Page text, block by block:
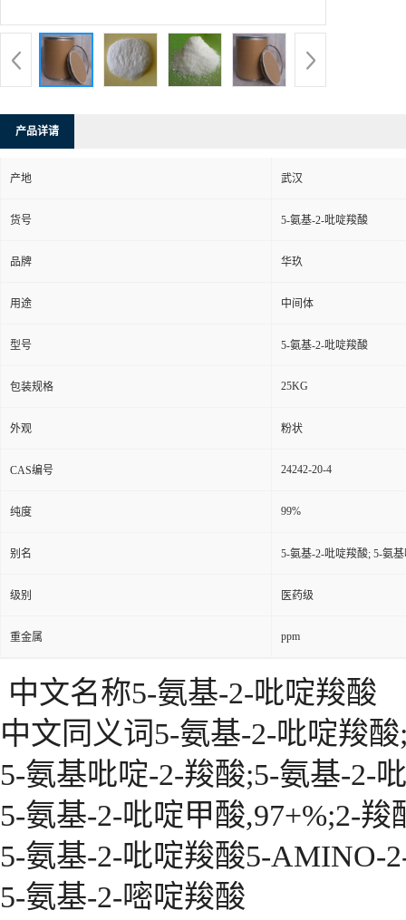
产品详请
产地 武汉
货号 5-氨基-2-吡啶羧酸
品牌 华玖
用途 中间体
型号 5-氨基-2-吡啶羧酸
包装规格 25KG
外观 粉状
CAS编号 24242-20-4
纯度 99%
别名 5-氨基-2-吡啶羧酸; 5-氨
级别 医药级
重金属 ppm
中文名称5-氨基-2-吡啶羧酸
中文同义词5-氨基-2-吡啶羧酸
5-氨基吡啶-2-羧酸;5-氨基-2-
5-氨基-2-吡啶甲酸,97+%;2-
5-氨基-2-吡啶羧酸5-AMINO-
5-氨基-2-嘧啶羧酸